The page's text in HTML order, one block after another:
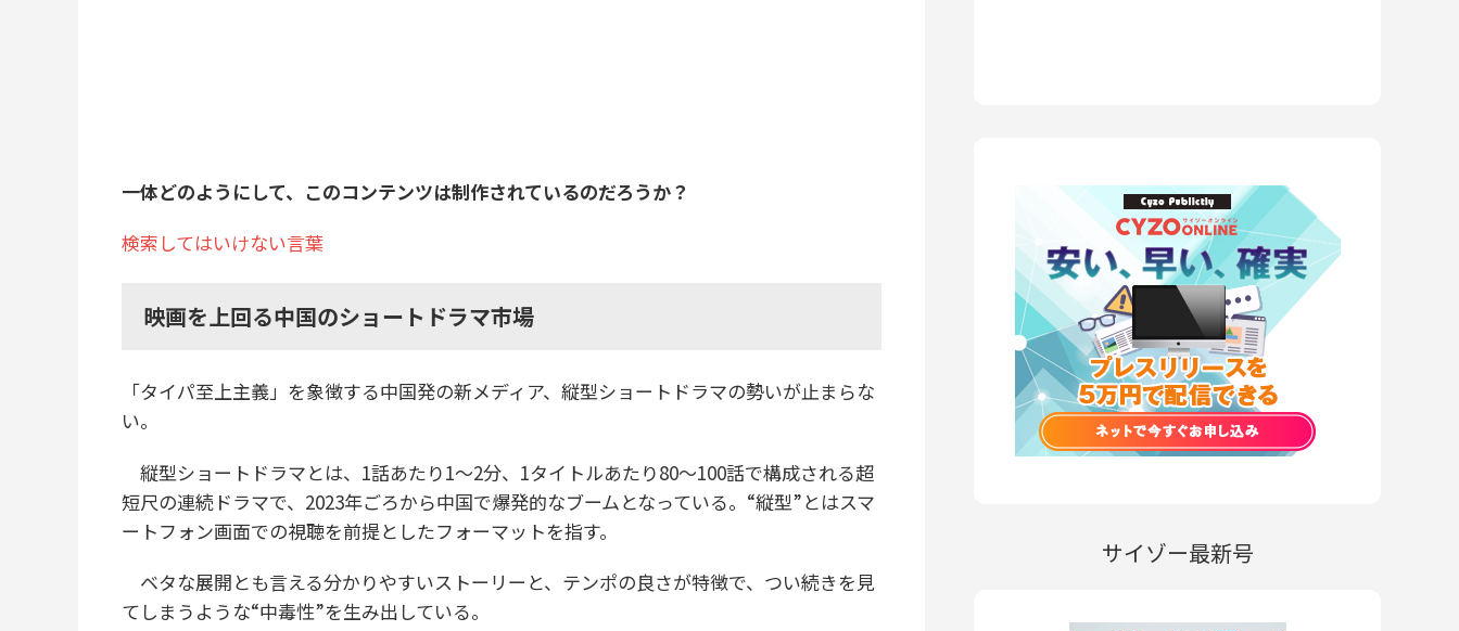
一体どのようにして、このコンテンツは制作されているのだろうか？
検索してはいけない言葉
映画を上回る中国のショートドラマ市場
「タイパ至上主義」を象徴する中国発の新メディア、縦型ショートドラマの勢いが止まらな
い。
縦型ショートドラマとは、1話あたり1〜2分、1タイトルあたり80〜100話で構成される超
短尺の連続ドラマで、2023年ごろから中国で爆発的なブームとなっている。“縦型”とはスマ
ートフォン画面での視聴を前提としたフォーマットを指す。
ベタな展開とも言える分かりやすいストーリーと、テンポの良さが特徴で、つい続きを見
てしまうような“中毒性”を生み出している。
サイゾー最新号